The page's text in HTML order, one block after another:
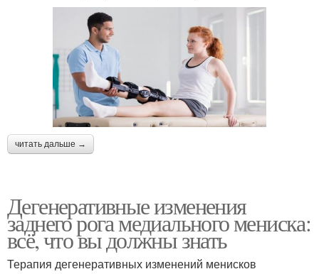
читать дальше →
Дегенеративные изменения
заднего рога медиального мениска:
всё, что вы должны знать
Терапия дегенеративных изменений менисков